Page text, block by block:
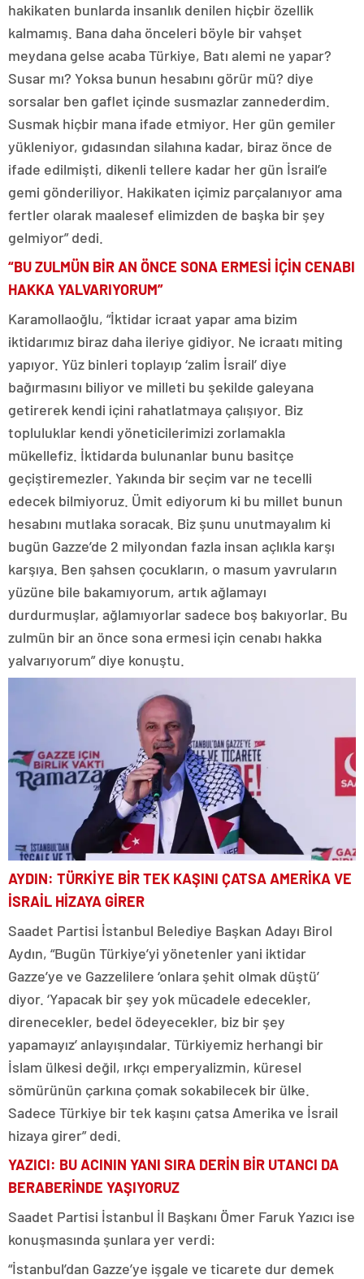
hakikaten bunlarda insanlık denilen hiçbir özellik
kalmamış. Bana daha önceleri böyle bir vahşet
meydana gelse acaba Türkiye, Batı alemi ne yapar?
Susar mı? Yoksa bunun hesabını görür mü? diye
sorsalar ben gaflet içinde susmazlar zannederdim.
Susmak hiçbir mana ifade etmiyor. Her gün gemiler
yükleniyor, gıdasından silahına kadar, biraz önce de
ifade edilmişti, dikenli tellere kadar her gün İsrail’e
gemi gönderiliyor. Hakikaten içimiz parçalanıyor ama
fertler olarak maalesef elimizden de başka bir şey
gelmiyor” dedi.
“BU ZULMÜN BİR AN ÖNCE SONA ERMESİ İÇİN CENABI
HAKKA YALVARIYORUM”
Karamollaoğlu, “İktidar icraat yapar ama bizim
iktidarımız biraz daha ileriye gidiyor. Ne icraatı miting
yapıyor. Yüz binleri toplayıp ‘zalim İsrail’ diye
bağırmasını biliyor ve milleti bu şekilde galeyana
getirerek kendi içini rahatlatmaya çalışıyor. Biz
topluluklar kendi yöneticilerimizi zorlamakla
mükellefiz. İktidarda bulunanlar bunu basitçe
geçiştiremezler. Yakında bir seçim var ne tecelli
edecek bilmiyoruz. Ümit ediyorum ki bu millet bunun
hesabını mutlaka soracak. Biz şunu unutmayalım ki
bugün Gazze’de 2 milyondan fazla insan açlıkla karşı
karşıya. Ben şahsen çocukların, o masum yavruların
yüzüne bile bakamıyorum, artık ağlamayı
durdurmuşlar, ağlamıyorlar sadece boş bakıyorlar. Bu
zulmün bir an önce sona ermesi için cenabı hakka
yalvarıyorum” diye konuştu.
AYDIN: TÜRKİYE BİR TEK KAŞINI ÇATSA AMERİKA VE
İSRAİL HİZAYA GİRER
Saadet Partisi İstanbul Belediye Başkan Adayı Birol
Aydın, “Bugün Türkiye’yi yönetenler yani iktidar
Gazze’ye ve Gazzelilere ‘onlara şehit olmak düştü’
diyor. ‘Yapacak bir şey yok mücadele edecekler,
direnecekler, bedel ödeyecekler, biz bir şey
yapamayız’ anlayışındalar. Türkiyemiz herhangi bir
İslam ülkesi değil, ırkçı emperyalizmin, küresel
sömürünün çarkına çomak sokabilecek bir ülke.
Sadece Türkiye bir tek kaşını çatsa Amerika ve İsrail
hizaya girer” dedi.
YAZICI: BU ACININ YANI SIRA DERİN BİR UTANCI DA
BERABERİNDE YAŞIYORUZ
Saadet Partisi İstanbul İl Başkanı Ömer Faruk Yazıcı ise
konuşmasında şunlara yer verdi:
“İstanbul’dan Gazze’ye işgale ve ticarete dur demek